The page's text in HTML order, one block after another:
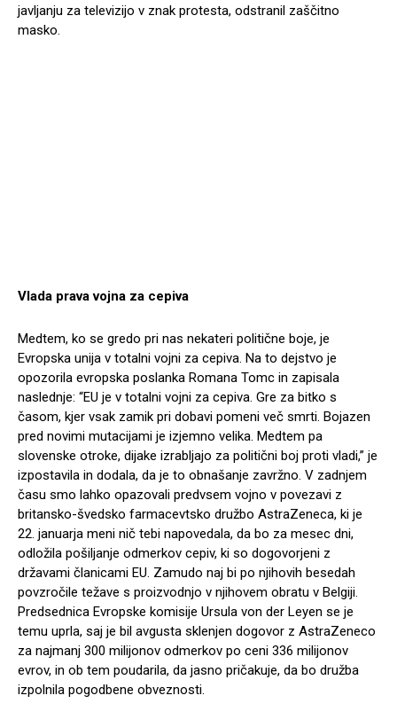
javljanju za televizijo v znak protesta, odstranil zaščitno
masko.
Vlada prava vojna za cepiva
Medtem, ko se gredo pri nas nekateri politične boje, je
Evropska unija v totalni vojni za cepiva. Na to dejstvo je
opozorila evropska poslanka Romana Tomc in zapisala
naslednje: “EU je v totalni vojni za cepiva. Gre za bitko s
časom, kjer vsak zamik pri dobavi pomeni več smrti. Bojazen
pred novimi mutacijami je izjemno velika. Medtem pa
slovenske otroke, dijake izrabljajo za politični boj proti vladi,” je
izpostavila in dodala, da je to obnašanje zavržno. V zadnjem
času smo lahko opazovali predvsem vojno v povezavi z
britansko-švedsko farmacevtsko družbo AstraZeneca, ki je
22. januarja meni nič tebi napovedala, da bo za mesec dni,
odložila pošiljanje odmerkov cepiv, ki so dogovorjeni z
državami članicami EU. Zamudo naj bi po njihovih besedah
povzročile težave s proizvodnjo v njihovem obratu v Belgiji.
Predsednica Evropske komisije Ursula von der Leyen se je
temu uprla, saj je bil avgusta sklenjen dogovor z AstraZeneco
za najmanj 300 milijonov odmerkov po ceni 336 milijonov
evrov, in ob tem poudarila, da jasno pričakuje, da bo družba
izpolnila pogodbene obveznosti.